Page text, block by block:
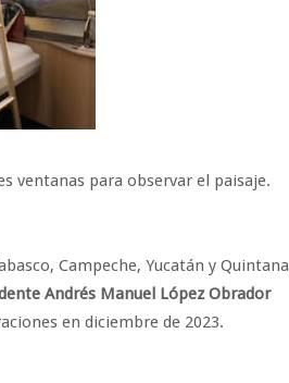
ventanas para observar el paisaje.
Campeche, Yucatán y Quintana
Andrés Manuel López Obrador
en diciembre de 2023.